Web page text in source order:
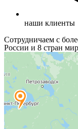
наши клиенты
Сотрудничаем с
России и 8 стран